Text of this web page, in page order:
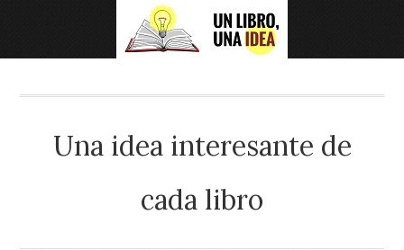
Una idea interesante de
cada libro